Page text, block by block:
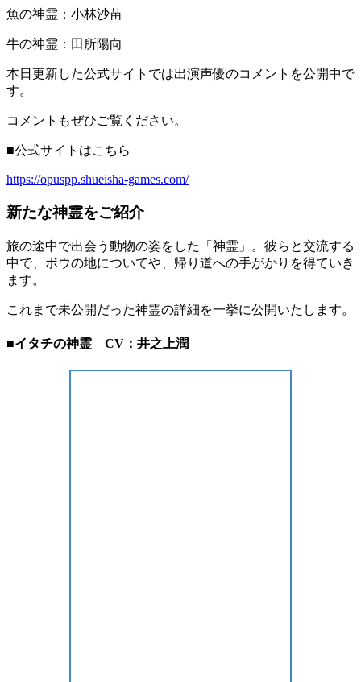
魚の神霊：小林沙苗
牛の神霊：田所陽向
本日更新した公式サイトでは出演声優のコメントを公開中で
す。
コメントもぜひご覧ください。
■公式サイトはこちら
https://opuspp.shueisha-games.com/
新たな神霊をご紹介
旅の途中で出会う動物の姿をした「神霊」。彼らと交流する
中で、ボウの地についてや、帰り道への手がかりを得ていき
ます。
これまで未公開だった神霊の詳細を一挙に公開いたします。
■イタチの神霊 CV：井之上潤